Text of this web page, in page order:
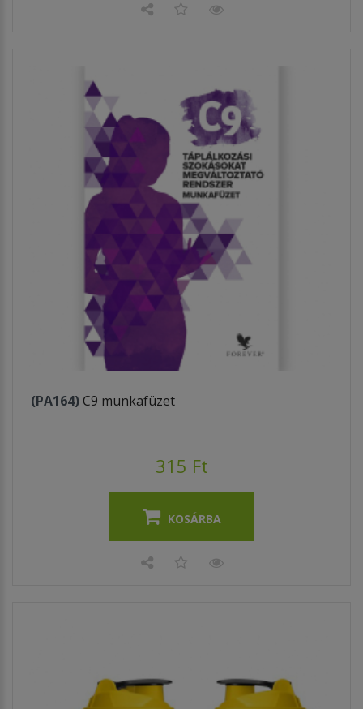
(PA164)C9 munkafüzet
315 Ft
KOSÁRBA